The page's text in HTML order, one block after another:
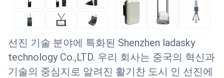
선진 기술 분야에 특화된 Shenzhen ladasky
technology Co.,LTD. 우리 회사는 중국의 혁신과
기술의 중심지로 알려진 활기찬 도시 인 선진에